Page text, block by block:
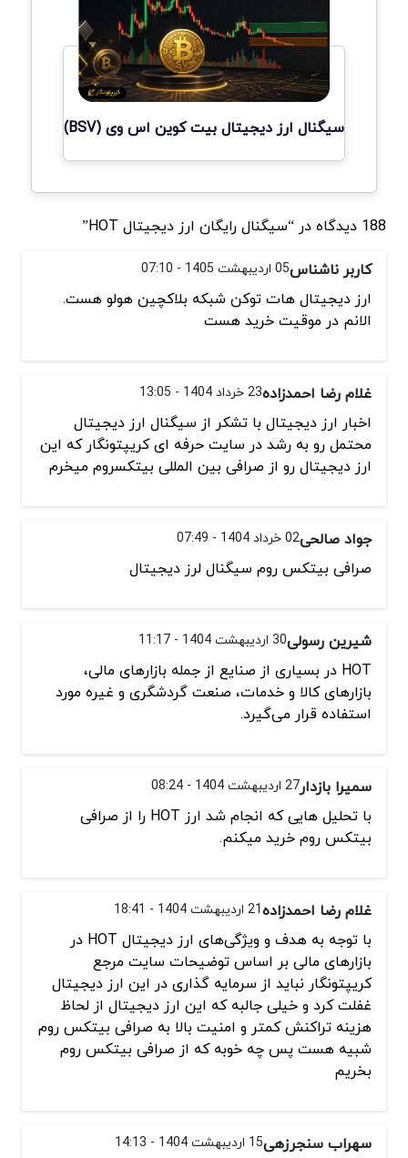
سیگنال ارز دیجیتال بیت کوین اس وی (BSV)
188 دیدگاه در “سیگنال رایگان ارز دیجیتال HOT”
کاربر ناشناس05 اردیبهشت 1405 - 07:10
ارز دیجیتال هات توکن شبکه بلاکچین هولو هست.
الانم در موقیت خرید هست
غلام رضا احمدزاده23 خرداد 1404 - 13:05
اخبار ارز دیجیتال با تشکر از سیگنال ارز دیجیتال
محتمل رو به رشد در سایت حرفه ای کریپتونگار که این
ارز دیجیتال رو از صرافی بین المللی بیتکسروم میخرم
جواد صالحی02 خرداد 1404 - 07:49
صرافی بیتکس روم سیگنال لرز دیجیتال
شیرین رسولی30 اردیبهشت 1404 - 11:17
HOT در بسیاری از صنایع از جمله بازارهای مالی،
بازارهای کالا و خدمات، صنعت گردشگری و غیره مورد
استفاده قرار می‌گیرد.
سمیرا بازدار27 اردیبهشت 1404 - 08:24
با تحلیل هایی که انجام شد ارز HOT را از صرافی
بیتکس روم خرید میکنم.
غلام رضا احمدزاده21 اردیبهشت 1404 - 18:41
با توجه به هدف و ویژگی‌های ارز دیجیتال HOT در
بازارهای مالی بر اساس توضیحات سایت مرجع
کریپتونگار نباید از سرمایه گذاری در این ارز دیجیتال
غفلت کرد و خیلی جالبه که این ارز دیجیتال از لحاظ
هزینه تراکنش کمتر و امنیت بالا به صرافی بیتکس روم
شبیه هست پس چه خوبه که از صرافی بیتکس روم
بخریم
سهراب سنجرزهی15 اردیبهشت 1404 - 14:13